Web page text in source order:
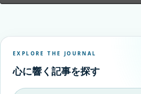
EXPLORE THE JOURNAL
心に響く記事を探す